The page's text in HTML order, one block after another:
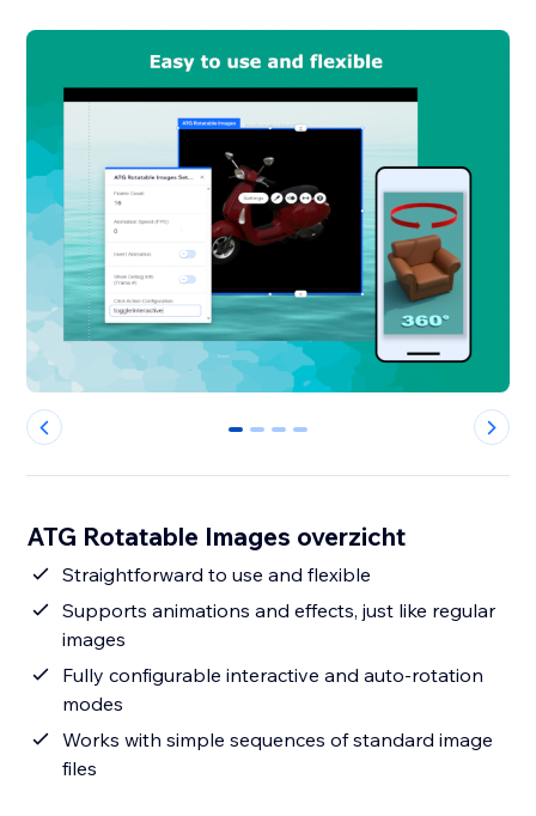
0 1 2 3
ATG Rotatable Images overzicht
Straightforward to use and flexible
Supports animations and effects, just like regular
images
Fully configurable interactive and auto-rotation
modes
Works with simple sequences of standard image
files